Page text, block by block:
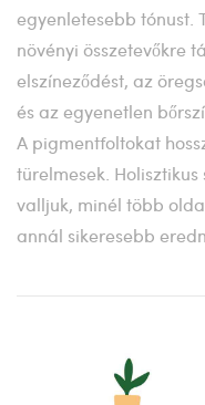
egyenletesebb tónust.
növényi összetevőkre
elszíneződést, az
és az egyenetlen
A pigmentfoltokat
türelmesek.
valljuk, minél több
annál sikeresebb